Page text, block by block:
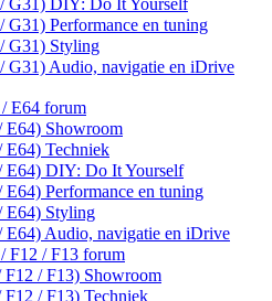
Performance en tuning
G31) Styling
Audio, navigatie en iDrive
E64 forum
Showroom
Techniek
DIY: Do It Yourself
Performance en tuning
Styling
Audio, navigatie en iDrive
/ F13 forum
/ F13) Showroom
/ F13) Techniek